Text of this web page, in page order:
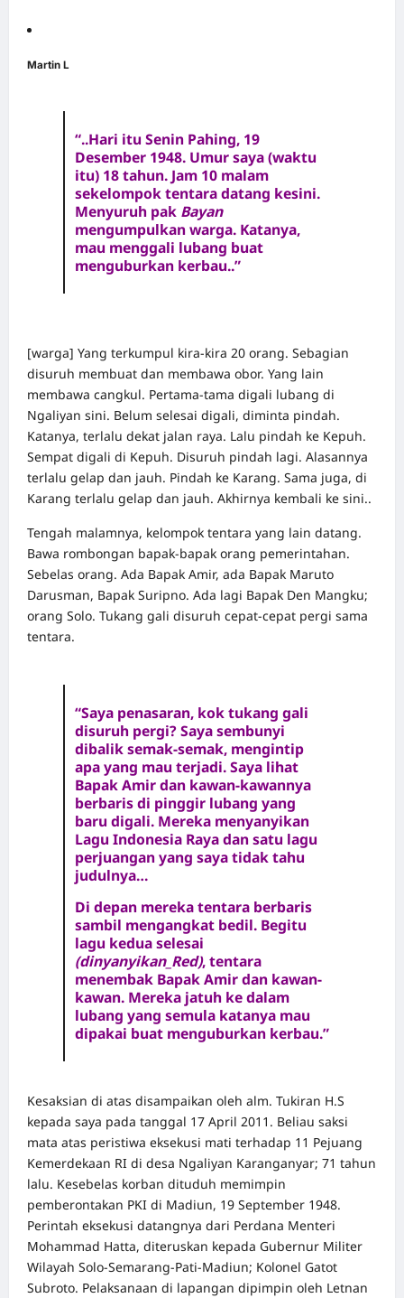
Martin L
“..Hari itu Senin Pahing, 19
Desember 1948. Umur saya (waktu
itu) 18 tahun. Jam 10 malam
sekelompok tentara datang kesini.
Menyuruh pak Bayan
mengumpulkan warga. Katanya,
mau menggali lubang buat
menguburkan kerbau..”
[warga] Yang terkumpul kira-kira 20 orang. Sebagian
disuruh membuat dan membawa obor. Yang lain
membawa cangkul. Pertama-tama digali lubang di
Ngaliyan sini. Belum selesai digali, diminta pindah.
Katanya, terlalu dekat jalan raya. Lalu pindah ke Kepuh.
Sempat digali di Kepuh. Disuruh pindah lagi. Alasannya
terlalu gelap dan jauh. Pindah ke Karang. Sama juga, di
Karang terlalu gelap dan jauh. Akhirnya kembali ke sini..
Tengah malamnya, kelompok tentara yang lain datang.
Bawa rombongan bapak-bapak orang pemerintahan.
Sebelas orang. Ada Bapak Amir, ada Bapak Maruto
Darusman, Bapak Suripno. Ada lagi Bapak Den Mangku;
orang Solo. Tukang gali disuruh cepat-cepat pergi sama
tentara.
“Saya penasaran, kok tukang gali
disuruh pergi? Saya sembunyi
dibalik semak-semak, mengintip
apa yang mau terjadi. Saya lihat
Bapak Amir dan kawan-kawannya
berbaris di pinggir lubang yang
baru digali. Mereka menyanyikan
Lagu Indonesia Raya dan satu lagu
perjuangan yang saya tidak tahu
judulnya…
Di depan mereka tentara berbaris
sambil mengangkat bedil. Begitu
lagu kedua selesai
(dinyanyikan_Red), tentara
menembak Bapak Amir dan kawan-
kawan. Mereka jatuh ke dalam
lubang yang semula katanya mau
dipakai buat menguburkan kerbau.”
Kesaksian di atas disampaikan oleh alm. Tukiran H.S
kepada saya pada tanggal 17 April 2011. Beliau saksi
mata atas peristiwa eksekusi mati terhadap 11 Pejuang
Kemerdekaan RI di desa Ngaliyan Karanganyar; 71 tahun
lalu. Kesebelas korban dituduh memimpin
pemberontakan PKI di Madiun, 19 September 1948.
Perintah eksekusi datangnya dari Perdana Menteri
Mohammad Hatta, diteruskan kepada Gubernur Militer
Wilayah Solo-Semarang-Pati-Madiun; Kolonel Gatot
Subroto. Pelaksanaan di lapangan dipimpin oleh Letnan